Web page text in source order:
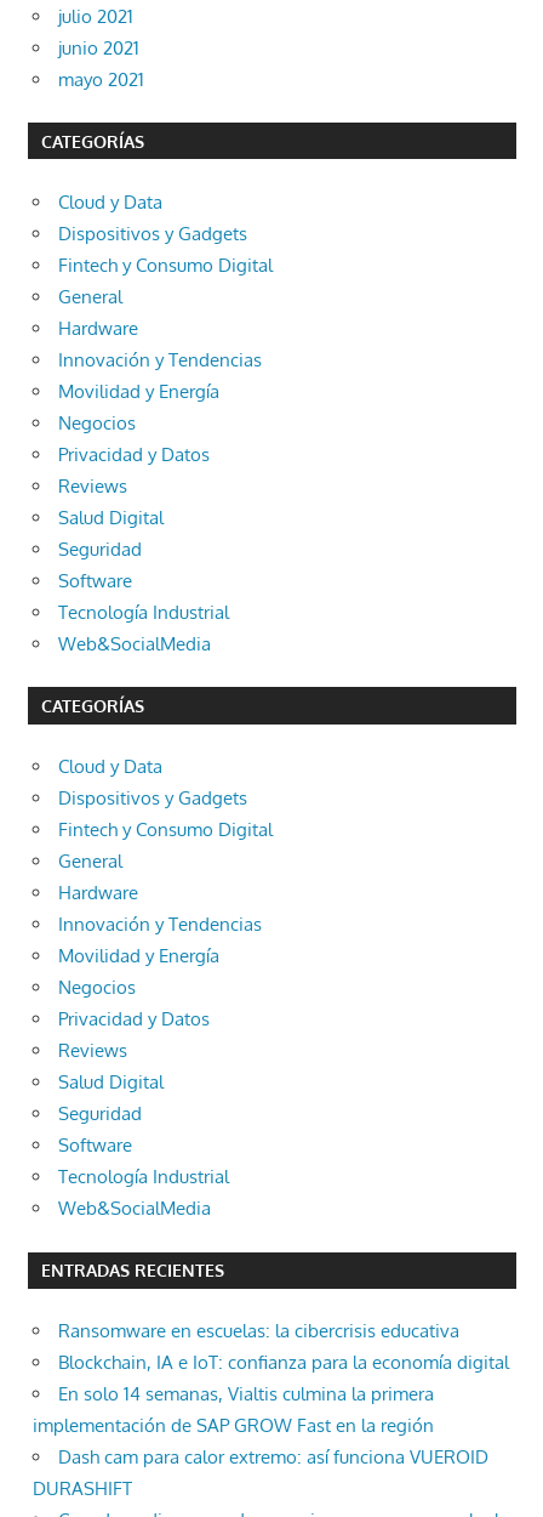
julio 2021
junio 2021
mayo 2021
CATEGORÍAS
Cloud y Data
Dispositivos y Gadgets
Fintech y Consumo Digital
General
Hardware
Innovación y Tendencias
Movilidad y Energía
Negocios
Privacidad y Datos
Reviews
Salud Digital
Seguridad
Software
Tecnología Industrial
Web&SocialMedia
CATEGORÍAS
Cloud y Data
Dispositivos y Gadgets
Fintech y Consumo Digital
General
Hardware
Innovación y Tendencias
Movilidad y Energía
Negocios
Privacidad y Datos
Reviews
Salud Digital
Seguridad
Software
Tecnología Industrial
Web&SocialMedia
ENTRADAS RECIENTES
Ransomware en escuelas: la cibercrisis educativa
Blockchain, IA e IoT: confianza para la economía digital
En solo 14 semanas, Vialtis culmina la primera
implementación de SAP GROW Fast en la región
Dash cam para calor extremo: así funciona VUEROID
DURASHIFT